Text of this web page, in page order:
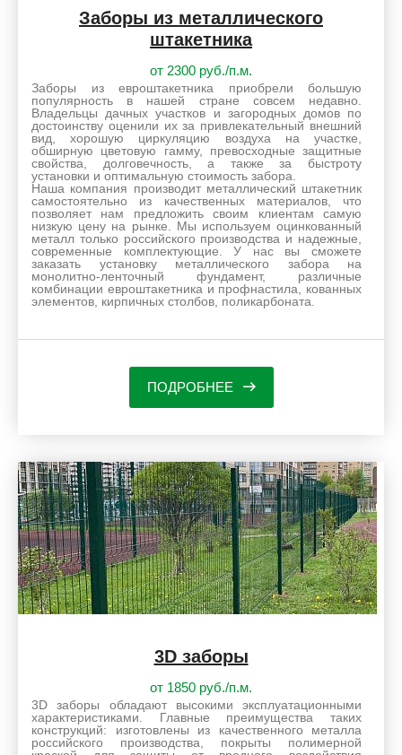
Заборы из металлического
штакетника
от 2300 руб./п.м.
Заборы из евроштакетника приобрели большую
популярность в нашей стране совсем недавно.
Владельцы дачных участков и загородных домов по
достоинству оценили их за привлекательный внешний
вид, хорошую циркуляцию воздуха на участке,
обширную цветовую гамму, превосходные защитные
свойства, долговечность, а также за быстроту
установки и оптимальную стоимость забора.
Наша компания производит металлический штакетник
самостоятельно из качественных материалов, что
позволяет нам предложить своим клиентам самую
низкую цену на рынке. Мы используем оцинкованный
металл только российского производства и надежные,
современные комплектующие. У нас вы сможете
заказать установку металлического забора на
монолитно-ленточный фундамент, различные
комбинации евроштакетника и профнастила, кованных
элементов, кирпичных столбов, поликарбоната.
ПОДРОБНЕЕ
3D заборы
от 1850 руб./п.м.
3D заборы обладают высокими эксплуатационными
характеристиками. Главные преимущества таких
конструкций: изготовлены из качественного металла
российского производства, покрыты полимерной